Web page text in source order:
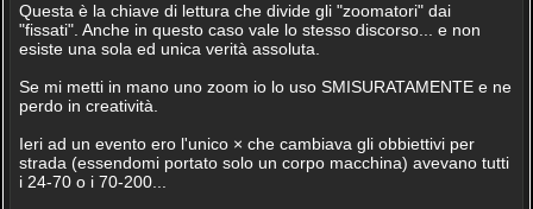
Questa è la chiave di lettura che divide gli "zoomatori" dai
"fissati". Anche in questo caso vale lo stesso discorso... e non
esiste una sola ed unica verità assoluta.
Se mi metti in mano uno zoom io lo uso SMISURATAMENTE e ne
perdo in creatività.
Ieri ad un evento ero l'unico × che cambiava gli obbiettivi per
strada (essendomi portato solo un corpo macchina) avevano tutti
i 24-70 o i 70-200...